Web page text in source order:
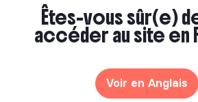
Êtes-vous sûr(e)
accéder au site en
Voir en Anglais